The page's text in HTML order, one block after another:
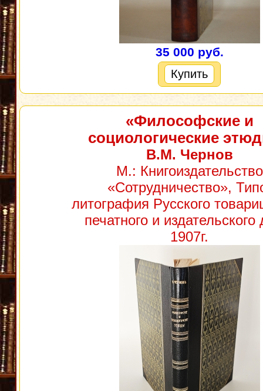
35 000 руб.
Купить
«Философские и
социологические
В.М. Чернов
М.: Книгоиздательство
«Сотрудничество»,
литография Русского
печатного и издательского
1907г.